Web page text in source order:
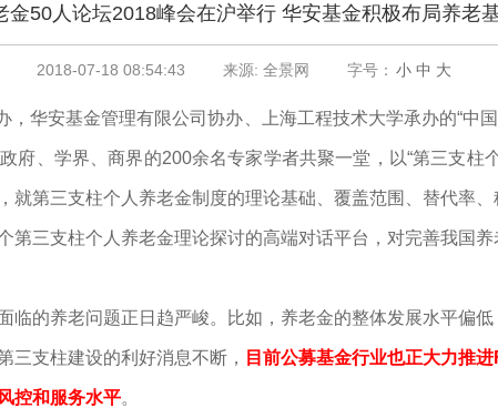
金50人论坛2018峰会在沪举行 华安基金积极布局养老
2018-07-18 08:54:43 来源: 全景网 字号： 小 中 大
安基金管理有限公司协办、上海工程技术大学承办的“中
府、学界、商界的200余名专家学者共聚一堂，以“第三支柱
就第三支柱个人养老金制度的理论基础、覆盖范围、替代率
第三支柱个人养老金理论探讨的高端对话平台，对完善我国养
的养老问题正日趋严峻。比如，养老金的整体发展水平偏低
三支柱建设的利好消息不断， 目前公募基金行业也正大力推
控和服务水平。